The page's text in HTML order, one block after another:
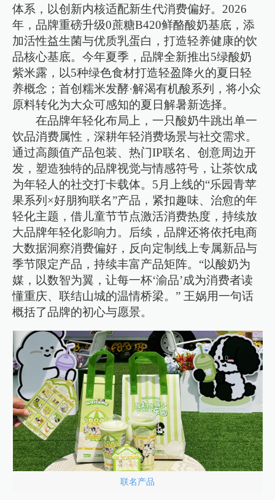
体系，以创新内核适配新生代消费偏好。2026
年，品牌重磅升级0蔗糖B420鲜酪酸奶基底，添
加活性益生菌与优质乳蛋白，打造轻养健康的饮
品核心基底。今年夏季，品牌全新推出5绿酸奶
紫米露，以5种绿色食材打造轻盈降火的夏日轻
养概念；首创糯米发酵·解渴有机酸系列，将小众
原料转化为大众可感知的夏日解暑新选择。
在品牌年轻化布局上，一只酸奶牛跳出单一
饮品消费属性，深耕年轻消费场景与社交需求。
通过高颜值产品包装、热门IP联名、创意周边开
发，塑造独特的品牌视觉与情感符号，让茶饮成
为年轻人的社交打卡载体。5月上线的“乐园青苹
果系列×好朋狗联名”产品，紧扣趣味、治愈的年
轻化主题，借儿童节节点激活消费热度，持续放
大品牌年轻化影响力。后续，品牌还将依托电商
大数据洞察消费偏好，反向定制线上专属新品与
季节限定产品，持续丰富产品矩阵。“以酸奶为
媒，以数智为翼，让每一杯‘渝品’成为消费者读
懂重庆、联结山城的温情桥梁。” 王娲用一句话
概括了品牌的初心与愿景。
联名产品